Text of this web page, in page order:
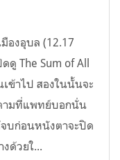
องอุบล (12.17
The Sum of All
ข้าไป สองในนั้นจะ
ามที่แพทย์บอกนั่น
บก่อนหนังตาจะปิด
ด้วยใ...